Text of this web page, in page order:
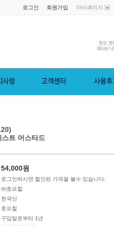
로그인 회원가입 마이페이지
트 머스타드
54,000원
로그인하시면 할인된 가격을 볼수 있습니다.
㈜호프힐
한국산
호프힐
구입일로부터 1년